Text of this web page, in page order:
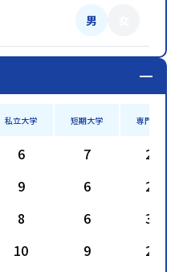
男
私立大学 短期大学 専門学校
6 7
28
9 6
25
8 6
34
10 9
22